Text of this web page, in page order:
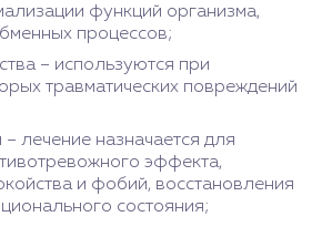
функций организма,
процессов;
– используются при
травматических повреждений
лечение назначается для
эффекта,
и фобий, восстановления
состояния;